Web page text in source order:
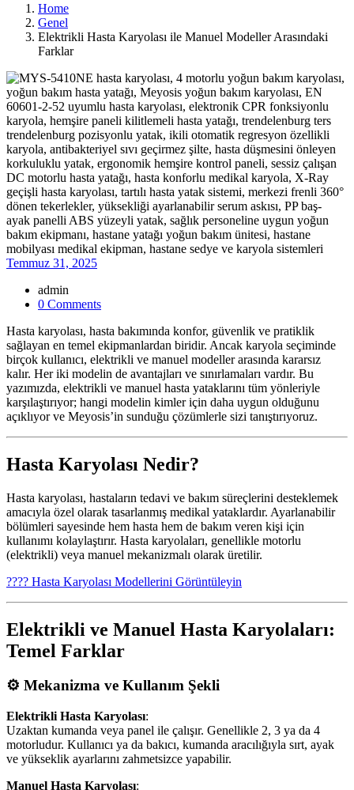
Home
Genel
Elektrikli Hasta Karyolası ile Manuel Modeller Arasındaki
Farklar
Temmuz 31, 2025
admin
0 Comments
Hasta karyolası, hasta bakımında konfor, güvenlik ve pratiklik
sağlayan en temel ekipmanlardan biridir. Ancak karyola seçiminde
birçok kullanıcı, elektrikli ve manuel modeller arasında kararsız
kalır. Her iki modelin de avantajları ve sınırlamaları vardır. Bu
yazımızda, elektrikli ve manuel hasta yataklarını tüm yönleriyle
karşılaştırıyor; hangi modelin kimler için daha uygun olduğunu
açıklıyor ve Meyosis’in sunduğu çözümlerle sizi tanıştırıyoruz.
Hasta Karyolası Nedir?
Hasta karyolası, hastaların tedavi ve bakım süreçlerini desteklemek
amacıyla özel olarak tasarlanmış medikal yataklardır. Ayarlanabilir
bölümleri sayesinde hem hasta hem de bakım veren kişi için
kullanımı kolaylaştırır. Hasta karyolaları, genellikle motorlu
(elektrikli) veya manuel mekanizmalı olarak üretilir.
???? Hasta Karyolası Modellerini Görüntüleyin
Elektrikli ve Manuel Hasta Karyolaları:
Temel Farklar
⚙️ Mekanizma ve Kullanım Şekli
Elektrikli Hasta Karyolası:
Uzaktan kumanda veya panel ile çalışır. Genellikle 2, 3 ya da 4
motorludur. Kullanıcı ya da bakıcı, kumanda aracılığıyla sırt, ayak
ve yükseklik ayarlarını zahmetsizce yapabilir.
Manuel Hasta Karyolası: